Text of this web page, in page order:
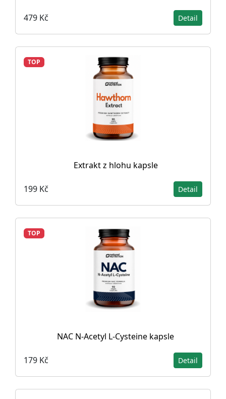
479 Kč Detail
TOP
Extrakt z hlohu kapsle
199 Kč Detail
TOP
NAC N-Acetyl L-Cysteine ​​kapsle
179 Kč Detail